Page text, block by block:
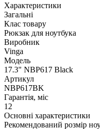
Характеристики
Загальні
Клас товару
Рюкзак для ноутбука
Виробник
Vinga
Модель
17.3" NBP617 Black
Артикул
NBP617BK
Гарантія, міс
12
Основні характеристики
Рекомендований розмір